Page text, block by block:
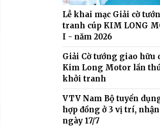
Lễ khai mạc Giải cờ
tranh cúp KIM LONG
I - năm 2026
Giải Cờ tướng giao hữu
Kim Long Motor lần
khởi tranh
VTV Nam Bộ tuyển
hợp đồng ở 3 vị trí, nhận
ngày 17/7